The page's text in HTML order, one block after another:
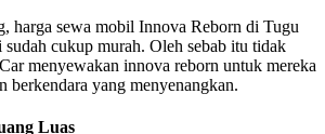
harga sewa mobil Innova Reborn di Tugu
sudah cukup murah. Oleh sebab itu tidak
menyewakan innova reborn untuk mereka
berkendara yang menyenangkan.
Luas